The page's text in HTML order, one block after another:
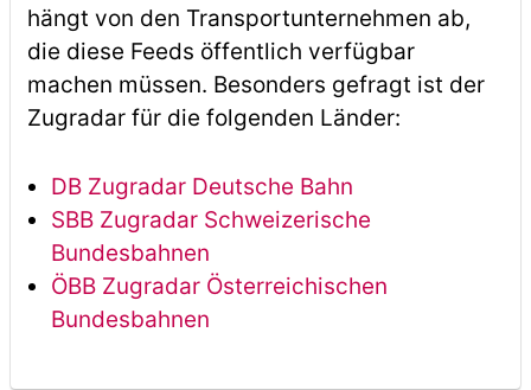
hängt von den Transportunternehmen ab,
die diese Feeds öffentlich verfügbar
machen müssen. Besonders gefragt ist der
Zugradar für die folgenden Länder:
DB Zugradar Deutsche Bahn
SBB Zugradar Schweizerische
Bundesbahnen
ÖBB Zugradar Österreichischen
Bundesbahnen